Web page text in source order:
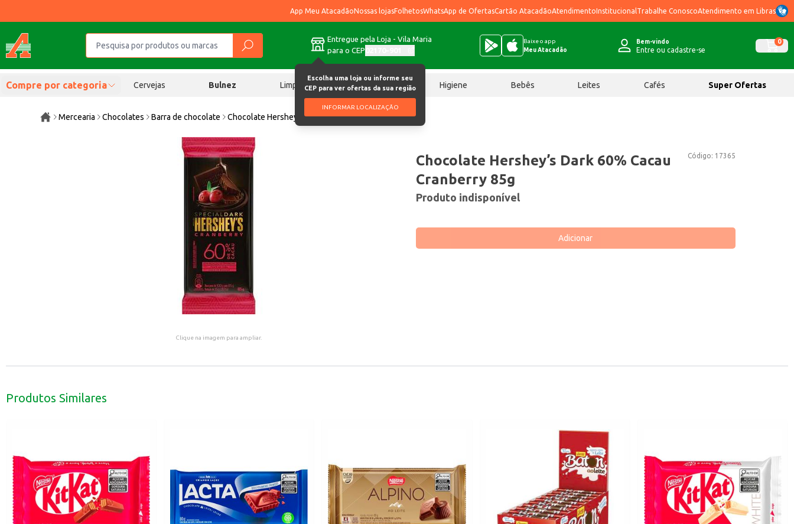
App Meu AtacadãoNossas lojasFolhetosWhatsApp de OfertasCartão AtacadãoAtendimentoInstitucional Trabalhe ConoscoAtendimento em Libras
Entregue pela Loja - Vila Maria
para o CEP
Escolha uma loja ou informe seu
CEP para ver ofertas da sua região
INFORMAR LOCALIZAÇÃO
Baixe o app
Meu Atacadão
Bem-vindo
Entre ou cadastre-se
0
Compre por categoria Cervejas Bulnez Limpeza Chocolates Higiene Bebês Leites Cafés Super Ofertas
Mercearia Chocolates Barra de chocolate Chocolate Hershey’s Dark 60% Cacau Cranberry 85g
Clique na imagem para ampliar.
Código: 17365
Chocolate Hershey’s Dark 60% Cacau
Cranberry 85g
Produto indisponível
Adicionar
Produtos Similares